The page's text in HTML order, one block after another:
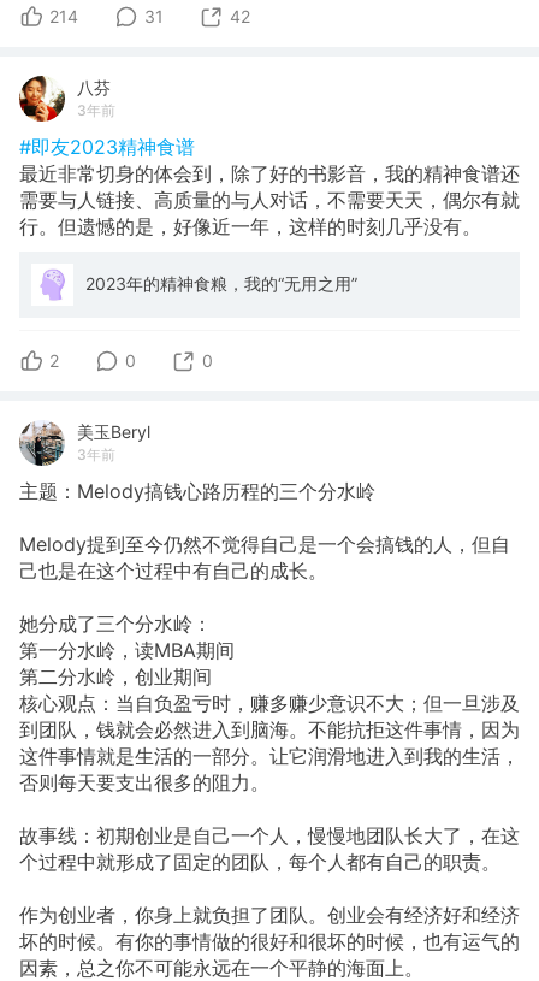
214 31 42
八芬
3年前
#即友2023精神食谱
最近非常切身的体会到，除了好的书影音，我的精神食谱还
需要与人链接、高质量的与人对话，不需要天天，偶尔有就
行。但遗憾的是，好像近一年，这样的时刻几乎没有。
2023年的精神食粮，我的“无用之用”
2 0 0
美玉Beryl
3年前
主题：Melody搞钱心路历程的三个分水岭
Melody提到至今仍然不觉得自己是一个会搞钱的人，但自
己也是在这个过程中有自己的成长。
她分成了三个分水岭：
第一分水岭，读MBA期间
第二分水岭，创业期间
核心观点：当自负盈亏时，赚多赚少意识不大；但一旦涉及
到团队，钱就会必然进入到脑海。不能抗拒这件事情，因为
这件事情就是生活的一部分。让它润滑地进入到我的生活，
否则每天要支出很多的阻力。
故事线：初期创业是自己一个人，慢慢地团队长大了，在这
个过程中就形成了固定的团队，每个人都有自己的职责。
作为创业者，你身上就负担了团队。创业会有经济好和经济
坏的时候。有你的事情做的很好和很坏的时候，也有运气的
因素，总之你不可能永远在一个平静的海面上。